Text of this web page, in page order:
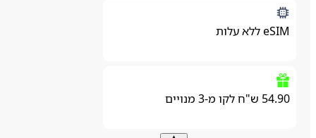
eSIM ללא עלות
54.90 ש"ח לקו מ-3 מנויים